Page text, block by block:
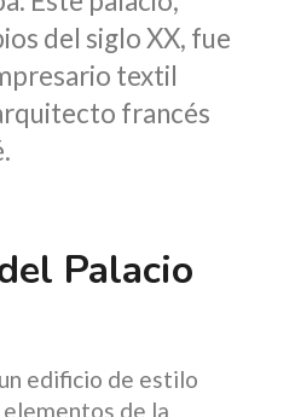
del siglo XX, fue
textil
francés
Palacio
edificio de estilo
de la